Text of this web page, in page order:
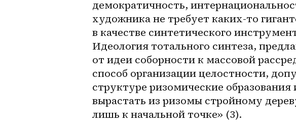
демократичность,
художника не требует каких-то
в качестве синтетического
Идеология тотального синтеза,
от идеи соборности к массовой
способ организации целостности,
структуре ризомические
вырастать из ризомы стройному
лишь к начальной точке» (3).